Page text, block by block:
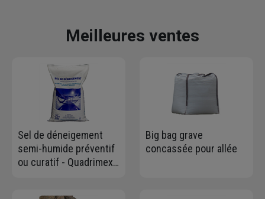
Meilleures ventes
Sel de déneigement
semi-humide préventif
ou curatif - Quadrimex
Big bag grave
concassée pour allée